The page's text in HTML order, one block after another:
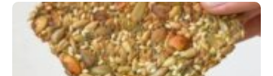
Comer Bem: Cracker De Sementes